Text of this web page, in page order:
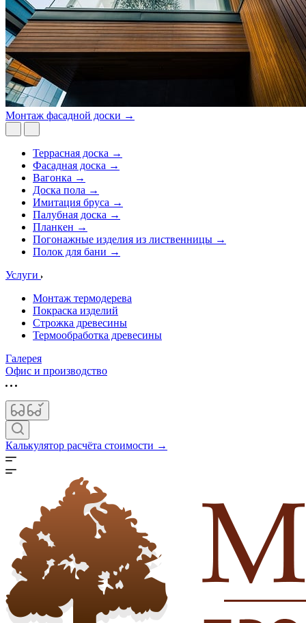
Монтаж фасадной доски →
Террасная доска →
Фасадная доска →
Вагонка →
Доска пола →
Имитация бруса →
Палубная доска →
Планкен →
Погонажные изделия из лиственницы →
Полок для бани →
Услуги
Монтаж термодерева
Покраска изделий
Строжка древесины
Термообработка древесины
Галерея
Офис и производство
Калькулятор расчёта стоимости →